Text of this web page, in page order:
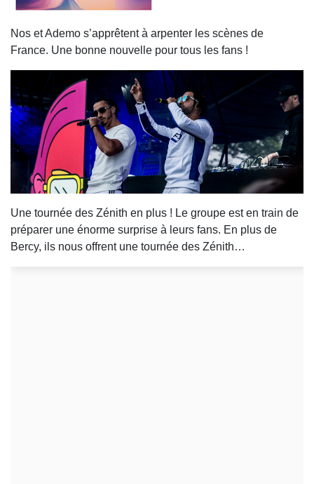
Nos et Ademo s’apprêtent à arpenter les scènes de
France. Une bonne nouvelle pour tous les fans !
Une tournée des Zénith en plus ! Le groupe est en train de
préparer une énorme surprise à leurs fans. En plus de
Bercy, ils nous offrent une tournée des Zénith…